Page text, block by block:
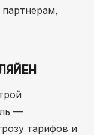
—
тарифов и